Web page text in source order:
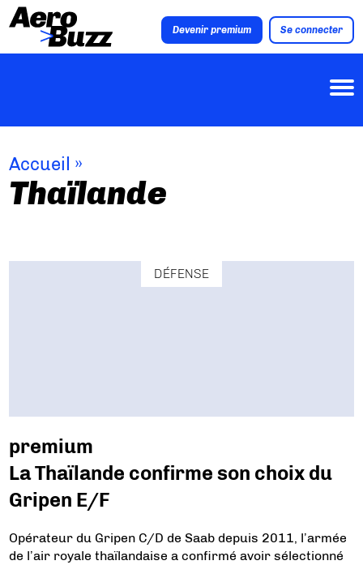
Devenir premium Se connecter
Accueil »
Thaïlande
DÉFENSE
premium
La Thaïlande confirme son choix du
Gripen E/F
Opérateur du Gripen C/D de Saab depuis 2011, l’armée
de l’air royale thaïlandaise a confirmé avoir sélectionné